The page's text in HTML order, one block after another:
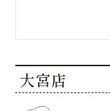
大宮店